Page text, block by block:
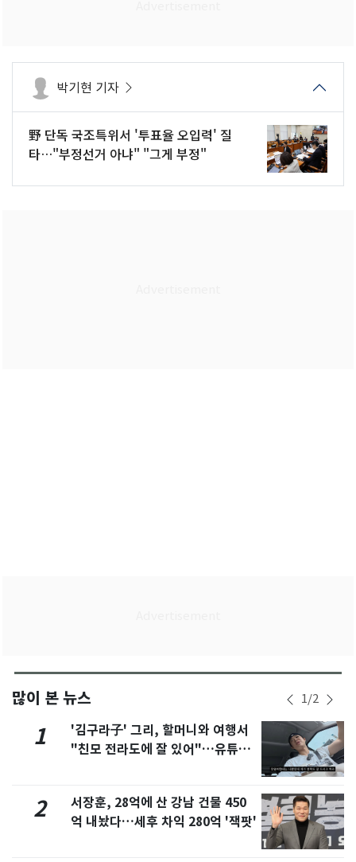
박기현 기자
野 단독 국조특위서 '투표율 오입력' 질
타…"부정선거 아냐" "그게 부정"
많이 본 뉴스 1/2
1
'김구라子' 그리, 할머니와 여행서
"친모 전라도에 잘 있어"…유튜브
2
서장훈, 28억에 산 강남 건물 450
억 내놨다…세후 차익 280억 '잭팟'